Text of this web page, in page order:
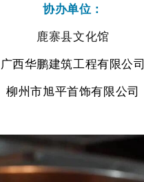
协办单位：
鹿寨县文化馆
广西华鹏建筑工程有限公司
柳州市旭平首饰有限公司